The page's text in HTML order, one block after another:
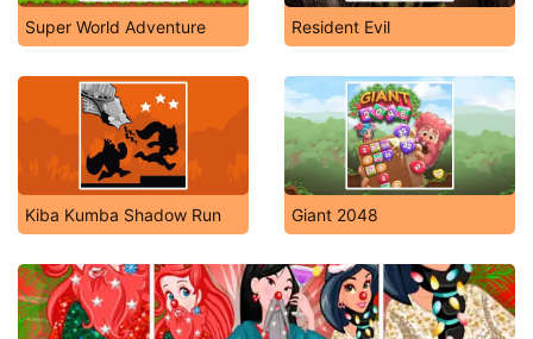
Super World Adventure Resident Evil
Kiba Kumba Shadow Run Giant 2048